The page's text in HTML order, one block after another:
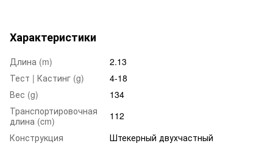
Характеристики
Длина (m)
2.13
Тест | Кастинг (g)
4-18
Вес (g)
134
Транспортировочная
длина (cm)
112
Конструкция
Штекерный двухчастный